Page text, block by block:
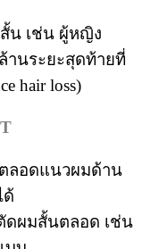
น เช่น ผู้หญิง
านระยะสุดท้ายที่
hair loss)
ลอดแนวผมด้าน
ด้
ดผมสั้นตลอด เช่น